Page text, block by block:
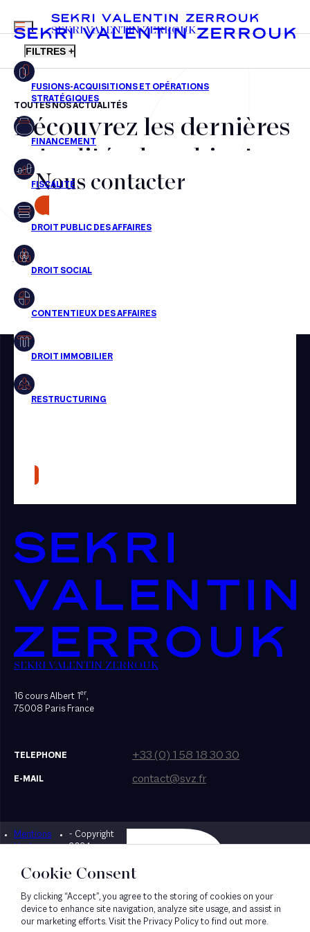
FR EN
MENU
SEKRI VALENTIN ZERROUK
FILTRES +
Fusions-acquisitions et opérations stratégiques
Financement
Fiscalité
Droit public des affaires
Droit social
Droit immobilier
Restructuring
Presse
TOUTES NOS ACTUALITÉS
Découvrez les dernières
actualités du cabinet,
nos récompenses et nos
transactions, jour après
jour
Aucun résultats pour cette recherche
Nous contacter
SEKRI VALENTIN ZERROUK
16 cours Albert 1er,
75008 Paris France
TELEPHONE +33 (0) 1 58 18 30 30
E-MAIL contact@svz.fr
Mentions
légales
- Copyright
2024
Designed by Bonhomme
Cookie Consent
By clicking “Accept”, you agree to the storing of cookies on your
device to enhance site navigation, analyze site usage, and assist in
our marketing efforts. Visit the Privacy Policy to find out more.